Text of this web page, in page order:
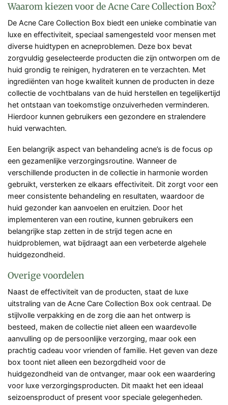
Waarom kiezen voor de Acne Care Collection Box?
De Acne Care Collection Box biedt een unieke combinatie van
luxe en effectiviteit, speciaal samengesteld voor mensen met
diverse huidtypen en acneproblemen. Deze box bevat
zorgvuldig geselecteerde producten die zijn ontworpen om de
huid grondig te reinigen, hydrateren en te verzachten. Met
ingrediënten van hoge kwaliteit kunnen de producten in deze
collectie de vochtbalans van de huid herstellen en tegelijkertijd
het ontstaan van toekomstige onzuiverheden verminderen.
Hierdoor kunnen gebruikers een gezondere en stralendere
huid verwachten.
Een belangrijk aspect van behandeling acne’s is de focus op
een gezamenlijke verzorgingsroutine. Wanneer de
verschillende producten in de collectie in harmonie worden
gebruikt, versterken ze elkaars effectiviteit. Dit zorgt voor een
meer consistente behandeling en resultaten, waardoor de
huid gezonder kan aanvoelen en eruitzien. Door het
implementeren van een routine, kunnen gebruikers een
belangrijke stap zetten in de strijd tegen acne en
huidproblemen, wat bijdraagt aan een verbeterde algehele
huidgezondheid.
Overige voordelen
Naast de effectiviteit van de producten, staat de luxe
uitstraling van de Acne Care Collection Box ook centraal. De
stijlvolle verpakking en de zorg die aan het ontwerp is
besteed, maken de collectie niet alleen een waardevolle
aanvulling op de persoonlijke verzorging, maar ook een
prachtig cadeau voor vrienden of familie. Het geven van deze
box toont niet alleen een bezorgdheid voor de
huidgezondheid van de ontvanger, maar ook een waardering
voor luxe verzorgingsproducten. Dit maakt het een ideaal
seizoensproduct of present voor speciale gelegenheden.